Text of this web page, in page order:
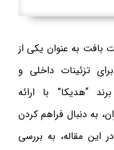
به عنوان یکی از
تزئینات داخلی و
“هدیکا” با ارائه
به دنبال فراهم کردن
این مقاله، به بررسی